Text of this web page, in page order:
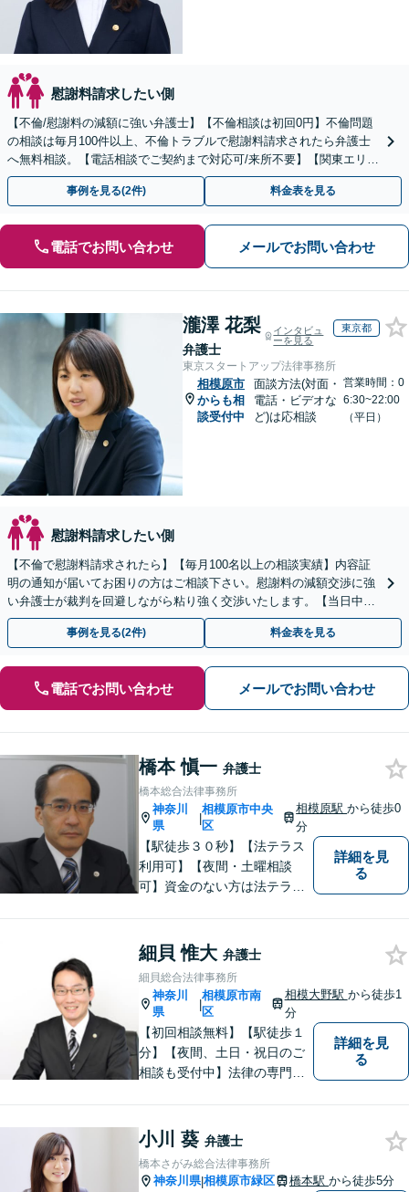
慰謝料請求したい側
【不倫/慰謝料の減額に強い弁護士】【不倫相談は初回0円】不倫問題
の相談は毎月100件以上、不倫トラブルで慰謝料請求されたら弁護士
へ無料相談。【電話相談でご契約まで対応可/来所不要】【関東エリア
対応】
事例を見る(2件) 料金表を見る
電話でお問い合わせ メールでお問い合わせ
瀧澤 花梨
弁護士
インタビュ
ーを見る
東京都
東京スタートアップ法律事務所
相模原市
からも相
談受付中
面談方法(対面・
電話・ビデオな
ど)は応相談
営業時間：0
6:30~22:00
（平日）
慰謝料請求したい側
【不倫で慰謝料請求されたら】【毎月100名以上の相談実績】内容証
明の通知が届いてお困りの方はご相談下さい。慰謝料の減額交渉に強
い弁護士が裁判を回避しながら粘り強く交渉いたします。【当日中の
相談可(予約制)】【全国対応】
事例を見る(2件) 料金表を見る
電話でお問い合わせ メールでお問い合わせ
橋本 愼一 弁護士
橋本総合法律事務所
神奈川
県
|
相模原市中央
区
相模原駅から徒歩0
分
【駅徒歩３０秒】【法テラス
利用可】【夜間・土曜相談
可】資金のない方は法テラス
す。住宅ローンの支払で悩ま
れている方も一度ご相談くだ
さい。最高の結果が出せるよ
う自己研鑽を怠らず質の高い
仕事を目指します。
詳細を見
る
細貝 惟大 弁護士
細貝総合法律事務所
神奈川
県
|
相模原市南
区
相模大野駅 から徒歩1
分
【初回相談無料】【駅徒歩１
分】【夜間、土日・祝日のご
相談も受付中】法律の専門家
詳細を見
る
小川 葵 弁護士
橋本さがみ総合法律事務所
神奈川県|相模原市緑区 橋本駅 から徒歩5分